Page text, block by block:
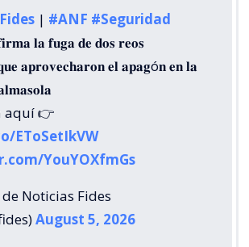
| #ANF #Seguridad
𝐥𝐚 𝐟𝐮𝐠𝐚 𝐝𝐞 𝐝𝐨𝐬 𝐫𝐞𝐨𝐬
𝐚𝐩𝐫𝐨𝐯𝐞𝐜𝐡𝐚𝐫𝐨𝐧 𝐞𝐥 𝐚𝐩𝐚𝐠ó𝐧 𝐞𝐧 𝐥𝐚
aquí 👉
EToSetIkVW
YouYOXfmGs
Noticias Fides
August 5, 2026